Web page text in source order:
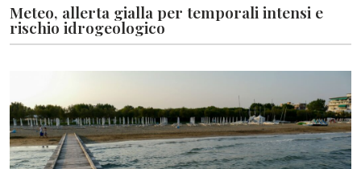
Meteo, allerta gialla per temporali intensi e
rischio idrogeologico